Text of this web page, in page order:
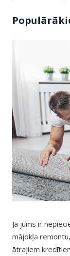
Ja jums ir
mājokļa
ātrajiem